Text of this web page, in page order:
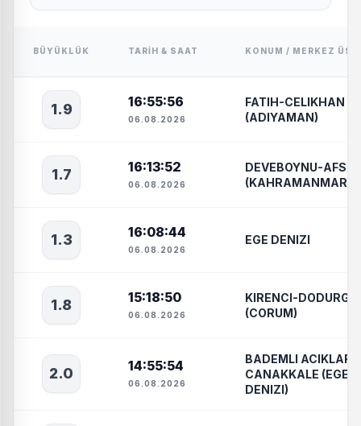
BÜYÜKLÜK TARIH & SAAT KONUM / MERKEZ
1.9 16:55:56
06.08.2026
FATIH-CELIKHAN
(ADIYAMAN)
1.7 16:13:52
06.08.2026
DEVEBOYNU-AFSIN
1.3 16:08:44
06.08.2026
EGE DENIZI
1.8 15:18:50
06.08.2026
KIRENCI-DODURGA
(CORUM)
2.0 14:55:54
06.08.2026
BADEMLI ACIKLARI-
CANAKKALE (EGE
DENIZI)